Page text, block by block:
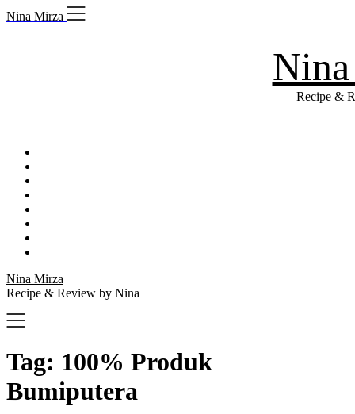
Skip
to
Nina Mirza
Recipe &
Nina Mirza
Recipe & Review by Nina
Tag: 100% Produk
Bumiputera